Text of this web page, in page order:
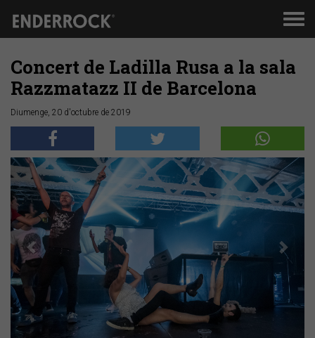
Concert de Ladilla Rusa a la sala
Razzmatazz II de Barcelona
Diumenge, 20 d'octubre de 2019
Anterior